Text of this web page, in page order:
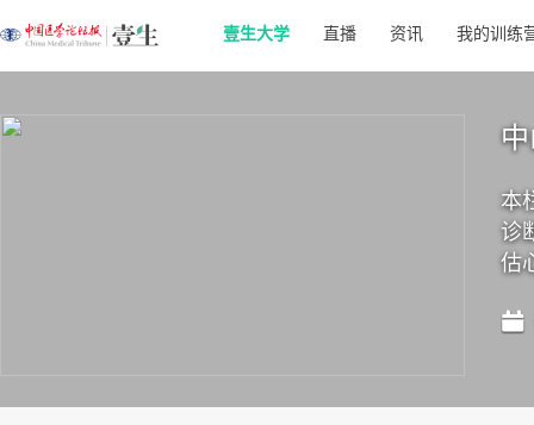
壹生大学 直播 资讯 我的训练
本
诊
估